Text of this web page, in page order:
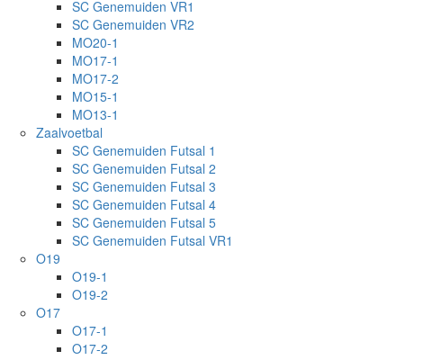
SC Genemuiden VR1
SC Genemuiden VR2
MO20-1
MO17-1
MO17-2
MO15-1
MO13-1
Zaalvoetbal
SC Genemuiden Futsal 1
SC Genemuiden Futsal 2
SC Genemuiden Futsal 3
SC Genemuiden Futsal 4
SC Genemuiden Futsal 5
SC Genemuiden Futsal VR1
O19
O19-1
O19-2
O17
O17-1
O17-2